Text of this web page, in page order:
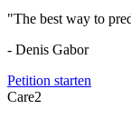
"The best way to
- Denis Gabor
Petition starten
Care2